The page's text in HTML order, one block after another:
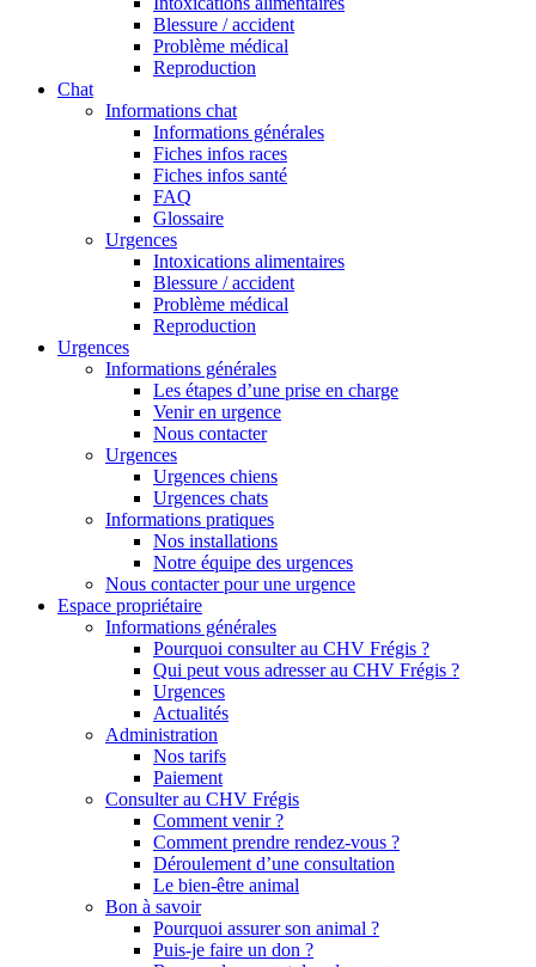
Blessure / accident
Problème médical
Reproduction
Chat
Informations chat
Informations générales
Fiches infos races
Fiches infos santé
FAQ
Glossaire
Urgences
Intoxications alimentaires
Blessure / accident
Problème médical
Reproduction
Urgences
Informations générales
Les étapes d’une prise en charge
Venir en urgence
Nous contacter
Urgences
Urgences chiens
Urgences chats
Informations pratiques
Nos installations
Notre équipe des urgences
Nous contacter pour une urgence
Espace propriétaire
Informations générales
Pourquoi consulter au CHV Frégis ?
Qui peut vous adresser au CHV Frégis ?
Urgences
Actualités
Administration
Nos tarifs
Paiement
Consulter au CHV Frégis
Comment venir ?
Comment prendre rendez-vous ?
Déroulement d’une consultation
Le bien-être animal
Bon à savoir
Pourquoi assurer son animal ?
Puis-je faire un don ?